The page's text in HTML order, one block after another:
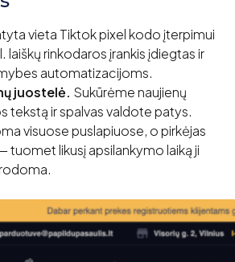
vieta Tiktok pixel kodo įterpimui
laiškų rinkodaros įrankis įdiegtas ir
automatizacijoms.
juostelė. Sukūrėme naujienų
tekstą ir spalvas valdote patys.
visuose puslapiuose, o pirkėjas
tuomet likusį apsilankymo laiką ji